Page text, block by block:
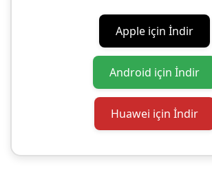
Apple için İndir
Android için İndir
Huawei için İndir